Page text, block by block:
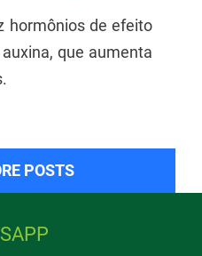
hormônios de efeito
que aumenta
POSTS